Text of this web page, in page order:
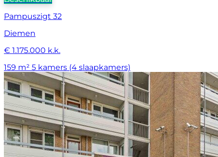
Pampuszigt 32
Diemen
€ 1.175.000 k.k.
159 m² 5 kamers (4 slaapkamers)